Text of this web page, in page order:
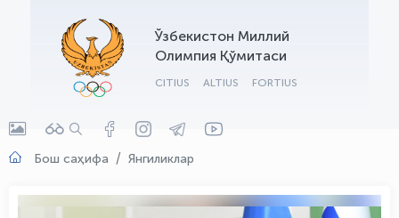
Ўзбекистон Миллий
Олимпия Қўмитаси
CITIUS ALTIUS FORTIUS
Бош саҳифа Янгиликлар
OLYMPCHIK AI - yordamchi
Онлайн · olympic.uz